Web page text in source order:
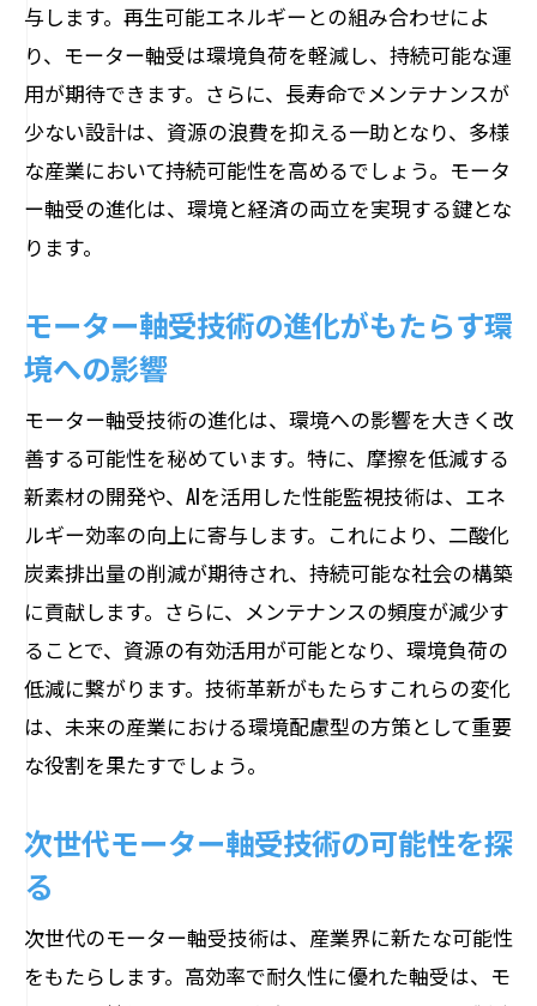
サステナブルな社会への貢献を図る新技
術
未来のための持続可能なモーター軸受開
発
持続可能性を支える技術とその可能性
の長寿命化
リアルタイム監視で延びるモーターの寿
モーター軸受の長寿命化を実現する技術
監視技術が変えるモーターのメンテナン
ス
リアルタイムデータが可能にする性能向
上
モーターの信頼性を支える監視技術
長寿命化を実現するモーター軸受の未来
未来のモーター産業を変革する軸受技術の可
能性
の展望
軸受技術の進化がもたらす産業革命
モーター産業を支える革新的技術
与します。再生可能エネルギーとの組み合わせによ
り、モーター軸受は環境負荷を軽減し、持続可能な運
用が期待できます。さらに、長寿命でメンテナンスが
少ない設計は、資源の浪費を抑える一助となり、多様
な産業において持続可能性を高めるでしょう。モータ
ー軸受の進化は、環境と経済の両立を実現する鍵とな
ります。
モーター軸受技術の進化がもたらす環
境への影響
モーター軸受技術の進化は、環境への影響を大きく改
善する可能性を秘めています。特に、摩擦を低減する
新素材の開発や、AIを活用した性能監視技術は、エネ
ルギー効率の向上に寄与します。これにより、二酸化
炭素排出量の削減が期待され、持続可能な社会の構築
に貢献します。さらに、メンテナンスの頻度が減少す
ることで、資源の有効活用が可能となり、環境負荷の
低減に繋がります。技術革新がもたらすこれらの変化
は、未来の産業における環境配慮型の方策として重要
な役割を果たすでしょう。
次世代モーター軸受技術の可能性を探
る
次世代のモーター軸受技術は、産業界に新たな可能性
をもたらします。高効率で耐久性に優れた軸受は、モ